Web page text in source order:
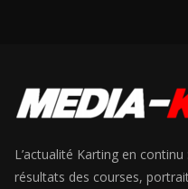
L’actualité Karting en
résultats des courses,